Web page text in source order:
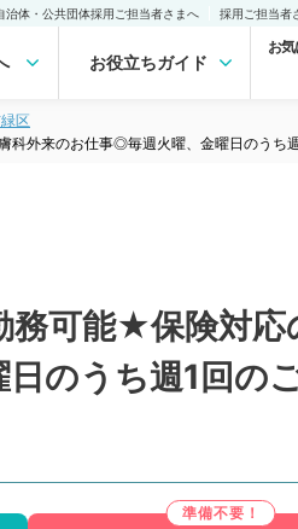
治体・公共団体採用ご担当者さまへ 採用ご担当者
お役立ちガイド
お
区
外来のお仕事◎毎週火曜、金曜日のうち
務可能★保険対
のうち週1回の